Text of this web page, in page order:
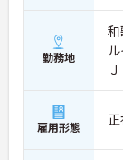
勤務地
和
1
雇用形態